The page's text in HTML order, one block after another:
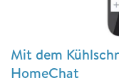
Mit dem
HomeChat